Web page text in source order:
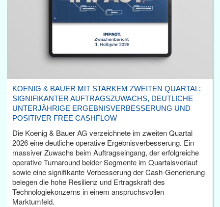
KOENIG & BAUER MIT STARKEM ZWEITEN QUARTAL:
SIGNIFIKANTER AUFTRAGSZUWACHS, DEUTLICHE
UNTERJÄHRIGE ERGEBNISVERBESSERUNG UND
POSITIVER FREE CASHFLOW
Die Koenig & Bauer AG verzeichnete im zweiten Quartal
2026 eine deutliche operative Ergebnisverbesserung. Ein
massiver Zuwachs beim Auftragseingang, der erfolgreiche
operative Turnaround beider Segmente im Quartalsverlauf
sowie eine signifikante Verbesserung der Cash-Generierung
belegen die hohe Resilienz und Ertragskraft des
Technologiekonzerns in einem anspruchsvollen
Marktumfeld.